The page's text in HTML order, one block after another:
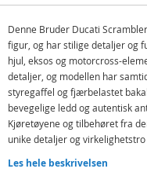
Denne Bruder Ducati
figur, og har stilige detaljer og
hjul, eksos og motorcross-
detaljer, og modellen har
styregaffel og fjærbelastet
bevegelige ledd og autentisk
Kjøretøyene og tilbehøret fra
unike detaljer og
Les hele beskrivelsen